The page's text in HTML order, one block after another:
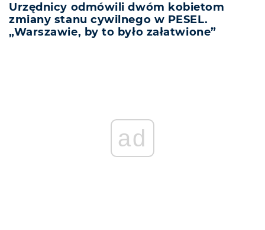
Urzędnicy odmówili dwóm kobietom
zmiany stanu cywilnego w PESEL.
„Warszawie, by to było załatwione”
ad